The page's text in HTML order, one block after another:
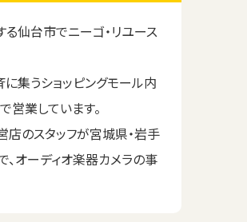
仙台市でニーゴ・リユース
集うショッピングモール内
営業しています。
店のスタッフが宮城県・岩手
、オーディオ楽器カメラの事